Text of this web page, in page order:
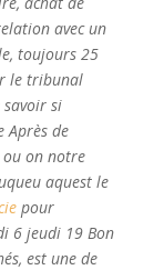
avec un
toujours 25
le tribunal
si
Après de
on notre
aquest le
pour
6 jeudi 19 Bon
est une de